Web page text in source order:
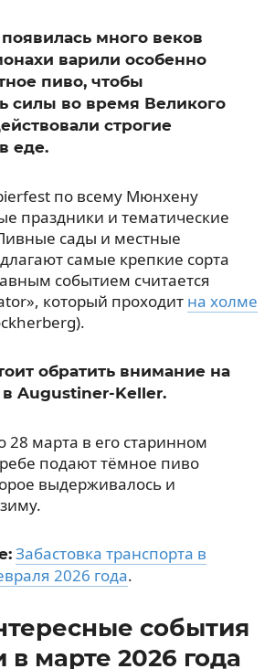
много веков
варили особенно
пиво, чтобы
силы во время Великого
строгие
еде.
по всему Мюнхену
праздники и тематические
сады и местные
самые крепкие сорта
событием считается
который проходит на холме
обратить внимание на
Augustiner-Keller.
28 марта в его старинном
подают тёмное пиво
выдерживалось и
Забастовка транспорта в
2026 года.
события
в марте 2026 года